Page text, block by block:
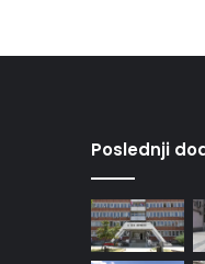
Poslednji